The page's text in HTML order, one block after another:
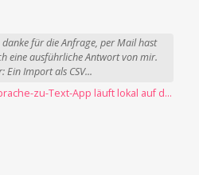
für die Anfrage, per Mail hast
eine ausführliche Antwort von mir.
Ein Import als CSV...
→ Ratschn: Sprache-zu-Text-App läuft lokal auf dem Mac